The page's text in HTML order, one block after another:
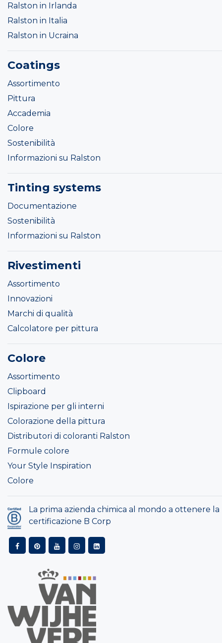
Ralston in Irlanda
Ralston in Italia
Ralston in Ucraina
Coatings
Assortimento
Pittura
Accademia
Colore
Sostenibilità
Informazioni su Ralston
Tinting systems
Documentazione
Sostenibilità
Informazioni su Ralston
Rivestimenti
Assortimento
Innovazioni
Marchi di qualità
Calcolatore per pittura
Colore
Assortimento
Clipboard
Ispirazione per gli interni
Colorazione della pittura
Distributori di coloranti Ralston
Formule colore
Your Style Inspiration
Colore
La prima azienda chimica al mondo a ottenere la
certificazione B Corp